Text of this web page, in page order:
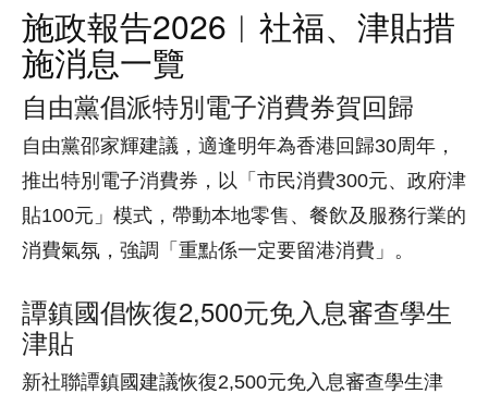
施政報告2026︱社福、津貼措
施消息一覽
自由黨倡派特別電子消費券賀回歸
自由黨邵家輝建議，適逢明年為香港回歸30周年，
推出特別電子消費券，以「市民消費300元、政府津
貼100元」模式，帶動本地零售、餐飲及服務行業的
消費氣氛，強調「重點係一定要留港消費」。
譚鎮國倡恢復2,500元免入息審查學生
津貼
新社聯譚鎮國建議恢復2,500元免入息審查學生津